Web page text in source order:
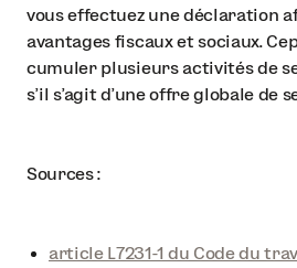
vous effectuez une déclaration
avantages fiscaux et sociaux.
cumuler plusieurs activités de
s’il s’agit d’une offre globale de
Sources :
article L7231-1 du Code du